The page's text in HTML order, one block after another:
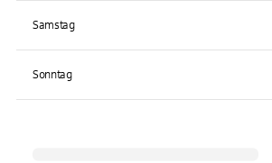
Samstag
Sonntag